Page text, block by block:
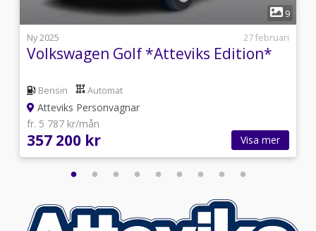
1
9
Ny 2025
27 februari
Volkswagen Golf *Atteviks Edition*
Bensin Automat
Atteviks Personvagnar
fr. 5 787 kr/mån
357 200 kr Visa mer